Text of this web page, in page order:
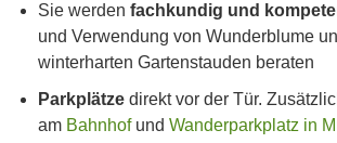
Sie werden fachkundig und
und Verwendung von Wunderblume
winterharten Gartenstauden beraten
Parkplätze direkt vor der Tür.
am Bahnhofund Wanderparkplatz in